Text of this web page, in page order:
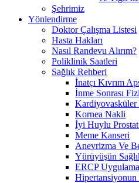
Şehrimiz
Yönlendirme
Doktor Çalışma Listesi
Hasta Hakları
Nasıl Randevu Alırım?
Poliklinik Saatleri
Sağlık Rehberi
İnatçı Kıvrım
İnme Sonrası
Kardiyovasküler
Kornea Nakli
İyi Huylu
Meme Kanseri
Anevrizma Ve
Yürüyüşün
ERCP
Hipertansiyonun